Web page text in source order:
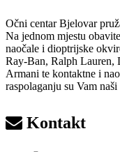
Očni centar Bjelovar
Na jednom mjestu
naočale i dioptrijske
Ray-Ban, Ralph Lauren,
Armani te kontaktne i
raspolaganju su Vam
Kontakt